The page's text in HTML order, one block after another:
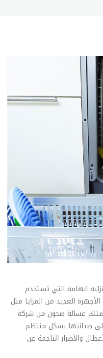
الهامة التي تستخدم
العديد من المزايا مثل
تمتلك غسالة صحون من شركة
صيانتها بشكل منتظم
والأضرار الناجمة عن